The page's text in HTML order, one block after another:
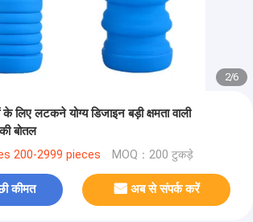
2/6
लिए लटकने योग्य डिजाइन बड़ी क्षमता वाली
बोतल
200-2999 pieces MOQ：200 टुकड़े
कीमत अब से संपर्क करें